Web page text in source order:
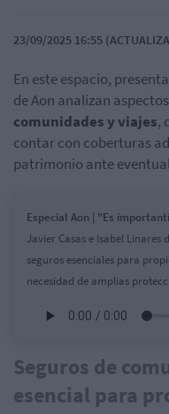
23/09/2025 16:55
En este espacio,
de Aon analizan
comunidades y viajes,
contar con coberturas
patrimonio ante
Especial Aon | "Es
Javier Casas e Isabel
seguros esenciales para
necesidad de amplias
Seguros de
esencial para